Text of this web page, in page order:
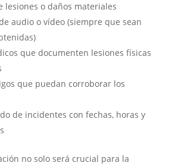
lesiones o daños materiales
audio o vídeo (siempre que sean
que documenten lesiones físicas
que puedan corroborar los
de incidentes con fechas, horas y
no solo será crucial para la